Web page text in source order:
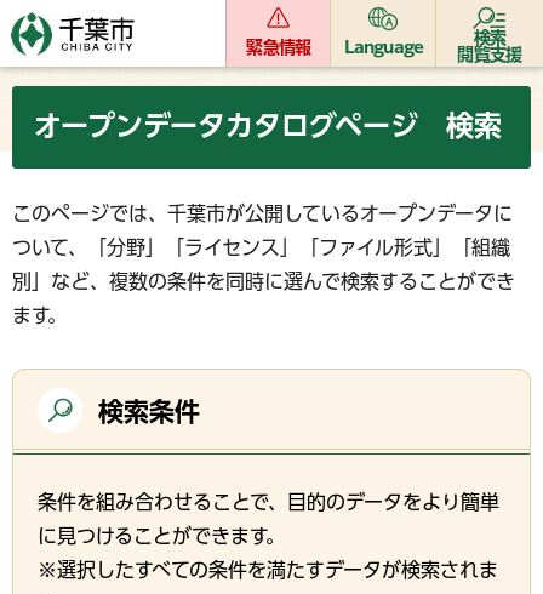
緊急情報 Language
検索
閲覧支援
オープンデータカタログページ 検索
このページでは、千葉市が公開しているオープンデータに
ついて、「分野」「ライセンス」「ファイル形式」「組織
別」など、複数の条件を同時に選んで検索することができ
ます。
検索条件
条件を組み合わせることで、目的のデータをより簡単
に見つけることができます。
※選択したすべての条件を満たすデータが検索されま